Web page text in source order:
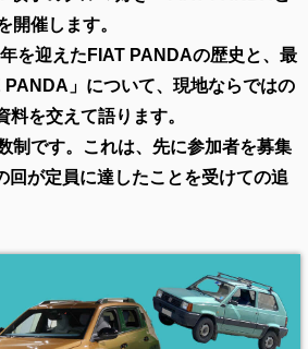
開催します。
を迎えたFIAT PANDAの歴史と、最
」について、現地ならではの
を交えて語ります。
制です。これは、先に参加者を募集
回が定員に達したことを受けての追